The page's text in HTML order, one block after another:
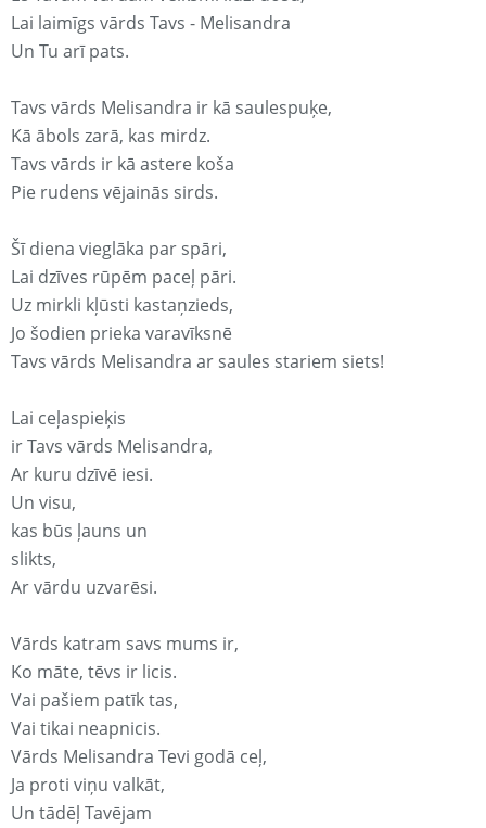
Lai laimīgs vārds Tavs - Melisandra
Un Tu arī pats.
Tavs vārds Melisandra ir kā saulespuķe,
Kā ābols zarā, kas mirdz.
Tavs vārds ir kā astere koša
Pie rudens vējainās sirds.
Šī diena vieglāka par spāri,
Lai dzīves rūpēm paceļ pāri.
Uz mirkli kļūsti kastaņzieds,
Jo šodien prieka varavīksnē
Tavs vārds Melisandra ar saules stariem siets!
Lai ceļaspieķis
ir Tavs vārds Melisandra,
Ar kuru dzīvē iesi.
Un visu,
kas būs ļauns un
slikts,
Ar vārdu uzvarēsi.
Vārds katram savs mums ir,
Ko māte, tēvs ir licis.
Vai pašiem patīk tas,
Vai tikai neapnicis.
Vārds Melisandra Tevi godā ceļ,
Ja proti viņu valkāt,
Un tādēļ Tavējam